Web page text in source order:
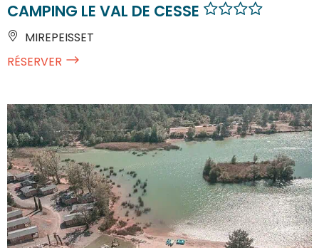
CAMPING LE VAL DE CESSE
MIREPEISSET
RÉSERVER